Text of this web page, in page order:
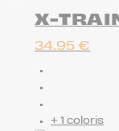
X-
34.95 €
+ 1 coloris